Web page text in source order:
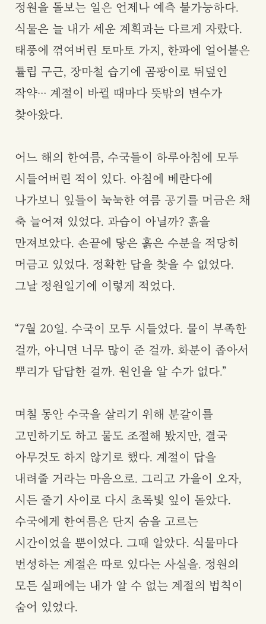
정원을 돌보는 일은 언제나 예측 불가능하다.
식물은 늘 내가 세운 계획과는 다르게 자랐다.
태풍에 꺾여버린 토마토 가지, 한파에 얼어붙은
튤립 구근, 장마철 습기에 곰팡이로 뒤덮인
작약… 계절이 바뀔 때마다 뜻밖의 변수가
찾아왔다.
어느 해의 한여름, 수국들이 하루아침에 모두
시들어버린 적이 있다. 아침에 베란다에
나가보니 잎들이 눅눅한 여름 공기를 머금은 채
축 늘어져 있었다. 과습이 아닐까? 흙을
만져보았다. 손끝에 닿은 흙은 수분을 적당히
머금고 있었다. 정확한 답을 찾을 수 없었다.
그날 정원일기에 이렇게 적었다.
“7월 20일. 수국이 모두 시들었다. 물이 부족한
걸까, 아니면 너무 많이 준 걸까. 화분이 좁아서
뿌리가 답답한 걸까. 원인을 알 수가 없다.”
며칠 동안 수국을 살리기 위해 분갈이를
고민하기도 하고 물도 조절해 봤지만, 결국
아무것도 하지 않기로 했다. 계절이 답을
내려줄 거라는 마음으로. 그리고 가을이 오자,
시든 줄기 사이로 다시 초록빛 잎이 돋았다.
수국에게 한여름은 단지 숨을 고르는
시간이었을 뿐이었다. 그때 알았다. 식물마다
번성하는 계절은 따로 있다는 사실을. 정원의
모든 실패에는 내가 알 수 없는 계절의 법칙이
숨어 있었다.